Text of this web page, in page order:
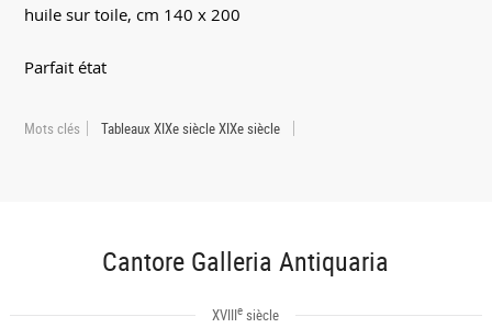
huile sur toile, cm 140 x 200
Parfait état
Mots clés Tableaux XIXe siècle XIXe siècle
Cantore Galleria Antiquaria
XVIIIe siècle